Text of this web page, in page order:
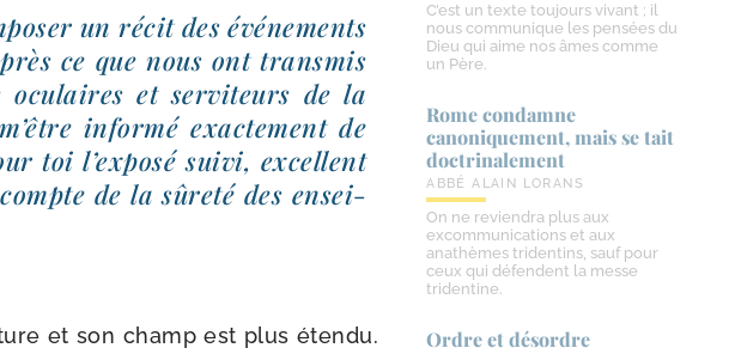
un récit des évé­ne­ments
ce que nous ont trans­mis
et ser­vi­teurs de la
infor­mé exac­te­ment de
toi l’ex­po­sé sui­vi, excellent
de la sûre­té des ensei­
et son champ est plus éten­du.
C’est un texte toujours vivant ; il
nous communique les pensées du
Dieu qui aime nos âmes comme
un Père.
Rome condamne
canoniquement, mais se tait
doctrinalement
ABBÉ ALAIN LORANS
On ne reviendra plus aux
excommunications et aux
anathèmes tridentins, sauf pour
ceux qui défendent la messe
tridentine.
Ordre et désordre